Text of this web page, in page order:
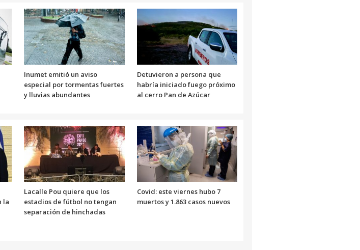
Inumet emitió un aviso
especial por tormentas fuertes
y lluvias abundantes
Detuvieron a persona que
habría iniciado fuego próximo
al cerro Pan de Azúcar
la
Lacalle Pou quiere que los
estadios de fútbol no tengan
separación de hinchadas
Covid: este viernes hubo 7
muertos y 1.863 casos nuevos